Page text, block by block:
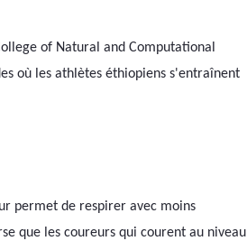
of Natural and Computational
où les athlètes éthiopiens s'entraînent
permet de respirer avec moins
que les coureurs qui courent au niveau